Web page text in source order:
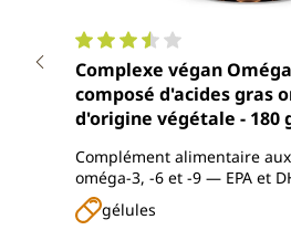
Note moyenne de 3.6 sur
Complexe végan
composé d'acides gras
d'origine végétale - 180
Complément alimentaire
oméga-3, -6 et -9 — EPA et
triglycérides naturels
gélules